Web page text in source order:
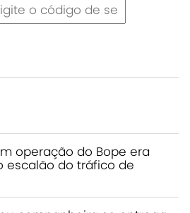
operação do Bope era
escalão do tráfico de